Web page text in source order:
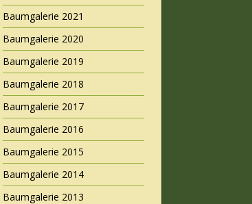
Baumgalerie 2021
Baumgalerie 2020
Baumgalerie 2019
Baumgalerie 2018
Baumgalerie 2017
Baumgalerie 2016
Baumgalerie 2015
Baumgalerie 2014
Baumgalerie 2013